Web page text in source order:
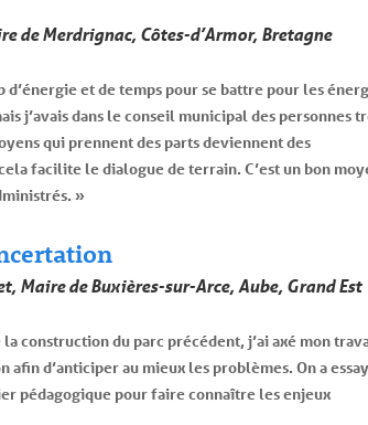
de Merdrignac, Côtes-d’Armor, Bretagne
d’énergie et de temps pour se battre pour les
j’avais dans le conseil municipal des personnes
qui prennent des parts deviennent des
facilite le dialogue de terrain. C’est un bon
»
Maire de Buxières-sur-Arce, Aube, Grand Est
la construction du parc précédent, j’ai axé mon
afin d’anticiper au mieux les problèmes. On a
pédagogique pour faire connaître les enjeux